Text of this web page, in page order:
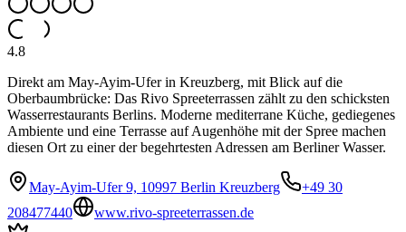
4.8
Direkt am May-Ayim-Ufer in Kreuzberg, mit Blick auf die
Oberbaumbrücke: Das Rivo Spreeterrassen zählt zu den schicksten
Wasserrestaurants Berlins. Moderne mediterrane Küche, gediegenes
Ambiente und eine Terrasse auf Augenhöhe mit der Spree machen
diesen Ort zu einer der begehrtesten Adressen am Berliner Wasser.
May-Ayim-Ufer 9, 10997 Berlin Kreuzberg
+49 30
208477440
www.rivo-spreeterrassen.de